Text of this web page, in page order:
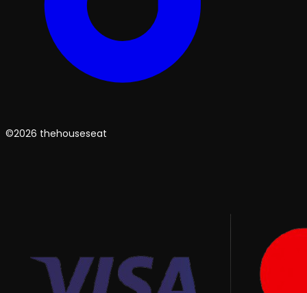
©2026 thehouseseat